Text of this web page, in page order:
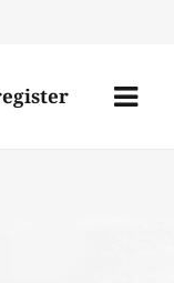
Menü